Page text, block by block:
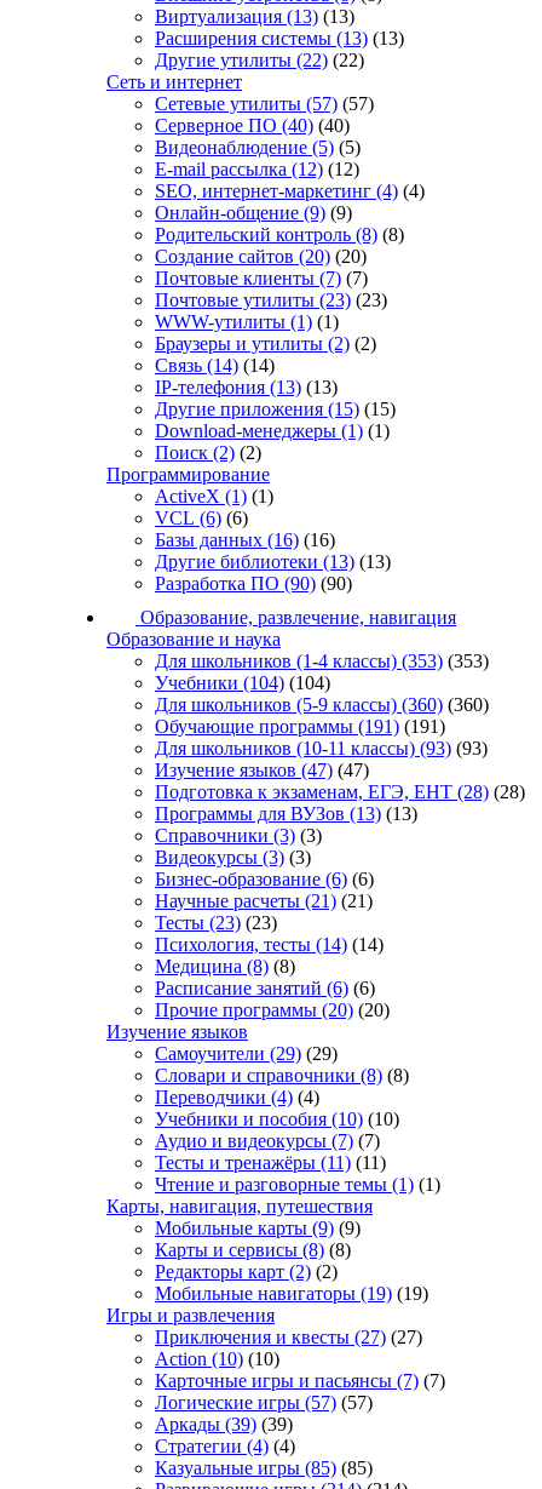
Виртуализация (13) (13)
Расширения системы (13) (13)
Другие утилиты (22) (22)
Сеть и интернет
Сетевые утилиты (57) (57)
Серверное ПО (40) (40)
Видеонаблюдение (5) (5)
E-mail рассылка (12) (12)
SEO, интернет-маркетинг (4) (4)
Онлайн-общение (9) (9)
Родительский контроль (8) (8)
Создание сайтов (20) (20)
Почтовые клиенты (7) (7)
Почтовые утилиты (23) (23)
WWW-утилиты (1) (1)
Браузеры и утилиты (2) (2)
Связь (14) (14)
IP-телефония (13) (13)
Другие приложения (15) (15)
Download-менеджеры (1) (1)
Поиск (2) (2)
Программирование
ActiveX (1) (1)
VCL (6) (6)
Базы данных (16) (16)
Другие библиотеки (13) (13)
Разработка ПО (90) (90)
Образование, развлечение, навигация
Образование и наука
Для школьников (1-4 классы) (353) (353)
Учебники (104) (104)
Для школьников (5-9 классы) (360) (360)
Обучающие программы (191) (191)
Для школьников (10-11 классы) (93) (93)
Изучение языков (47) (47)
Подготовка к экзаменам, ЕГЭ, ЕНТ (28) (28)
Программы для ВУЗов (13) (13)
Справочники (3) (3)
Видеокурсы (3) (3)
Бизнес-образование (6) (6)
Научные расчеты (21) (21)
Тесты (23) (23)
Психология, тесты (14) (14)
Медицина (8) (8)
Расписание занятий (6) (6)
Прочие программы (20) (20)
Изучение языков
Самоучители (29) (29)
Словари и справочники (8) (8)
Переводчики (4) (4)
Учебники и пособия (10) (10)
Аудио и видеокурсы (7) (7)
Тесты и тренажёры (11) (11)
Чтение и разговорные темы (1) (1)
Карты, навигация, путешествия
Мобильные карты (9) (9)
Карты и сервисы (8) (8)
Редакторы карт (2) (2)
Мобильные навигаторы (19) (19)
Игры и развлечения
Приключения и квесты (27) (27)
Action (10) (10)
Карточные игры и пасьянсы (7) (7)
Логические игры (57) (57)
Аркады (39) (39)
Стратегии (4) (4)
Казуальные игры (85) (85)